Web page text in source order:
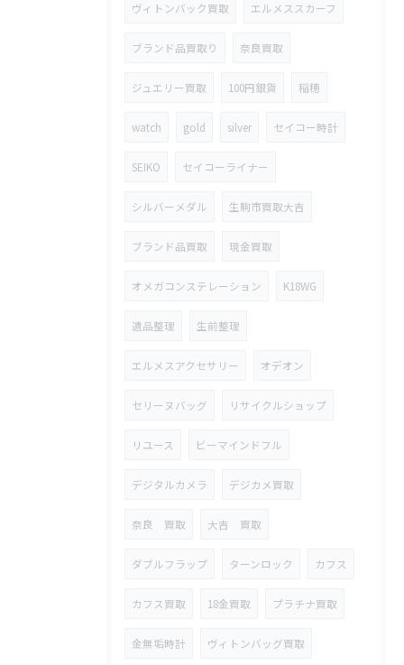
ヴィトンバック買取 エルメススカーフ
ブランド品買取り 奈良買取
ジュエリー買取 100円銀貨 稲穂
watch gold silver セイコー時計
SEIKO セイコーライナー
シルバーメダル 生駒市買取大吉
ブランド品買取 現金買取
オメガコンステレーション K18WG
遺品整理 生前整理
エルメスアクセサリー オデオン
セリーヌバッグ リサイクルショップ
リユース ビーマインドフル
デジタルカメラ デジカメ買取
奈良 買取 大吉 買取
ダブルフラップ ターンロック カフス
カフス買取 18金買取 プラチナ買取
金無垢時計 ヴィトンバッグ買取